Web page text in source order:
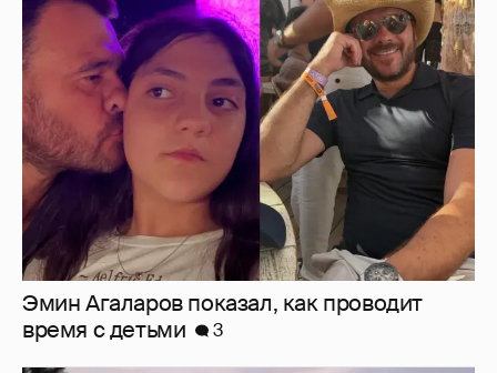
Эмин Агаларов показал, как проводит
время с детьми
3